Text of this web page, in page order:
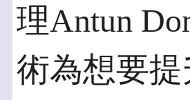
理Antun
術為想要